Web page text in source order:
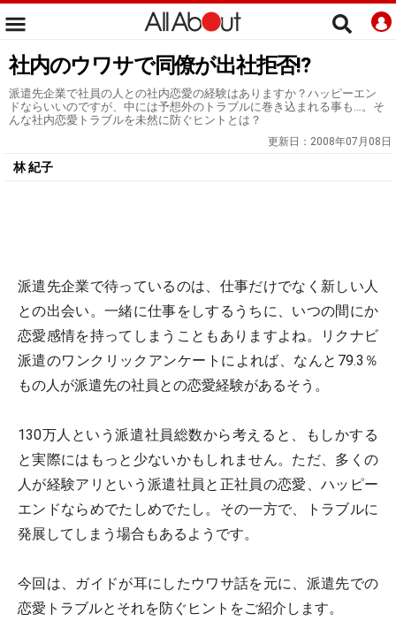
社内のウワサで同僚が出社拒否!?
派遣先企業で社員の人との社内恋愛の経験はありますか？ハッピーエン
ドならいいのですが、中には予想外のトラブルに巻き込まれる事も…。そ
んな社内恋愛トラブルを未然に防ぐヒントとは？
更新日： 2008年07月08日
林 紀子
派遣先企業で待っているのは、仕事だけでなく新しい人
との出会い。一緒に仕事をしするうちに、いつの間にか
恋愛感情を持ってしまうこともありますよね。リクナビ
派遣のワンクリックアンケートによれば、なんと79.3％
もの人が派遣先の社員との恋愛経験があるそう。
130万人という派遣社員総数から考えると、もしかする
と実際にはもっと少ないかもしれません。ただ、多くの
人が経験アリという派遣社員と正社員の恋愛、ハッピー
エンドならめでたしめでたし。その一方で、トラブルに
発展してしまう場合もあるようです。
今回は、ガイドが耳にしたウワサ話を元に、派遣先での
恋愛トラブルとそれを防ぐヒントをご紹介します。